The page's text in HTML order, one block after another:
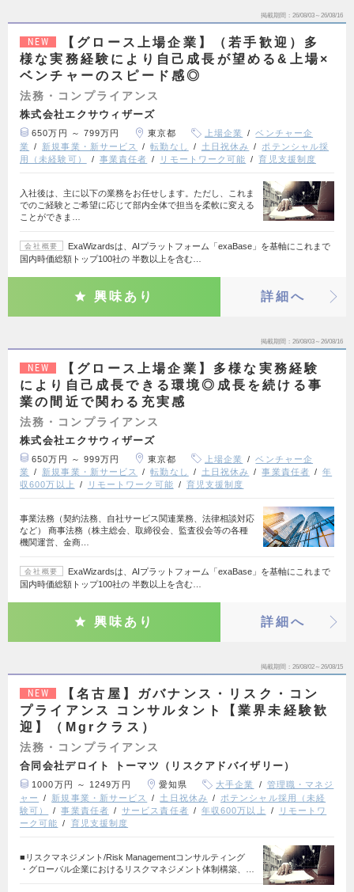
掲載期間 26/08/03～26/08/16
NEW
【グロース上場企業】（若手歓迎）多
様な実務経験により自己成長が望める&上場×
ベンチャーのスピード感◎
法務・コンプライアンス
株式会社エクサウィザーズ
650万円 ～ 799万円 東京都 上場企業
ベンチャー企
業
新規事業・新サービス 転勤なし 土日祝休み
ポテンシャル採
用（未経験可）
事業責任者 リモートワーク可能 育児支援制度
入社後は、主に以下の業務をお任せします。ただし、これま
でのご経験とご希望に応じて部内全体で担当を柔軟に変える
ことができま…
会社概要
ExaWizardsは、AIプラットフォーム「exaBase」を基軸にこれまで
国内時価総額トップ100社の 半数以上を含む…
興味あり 詳細へ
掲載期間 26/08/03～26/08/16
NEW
【グロース上場企業】多様な実務経験
により自己成長できる環境◎成長を続ける事
業の間近で関わる充実感
法務・コンプライアンス
株式会社エクサウィザーズ
650万円 ～ 999万円 東京都 上場企業
ベンチャー企
業
新規事業・新サービス 転勤なし 土日祝休み 事業責任者
年
収600万以上
リモートワーク可能 育児支援制度
事業法務（契約法務、自社サービス関連業務、法律相談対応
など） 商事法務（株主総会、取締役会、監査役会等の各種
機関運営、金商…
会社概要
ExaWizardsは、AIプラットフォーム「exaBase」を基軸にこれまで
国内時価総額トップ100社の 半数以上を含む…
興味あり 詳細へ
掲載期間 26/08/02～26/08/15
NEW
【名古屋】ガバナンス・リスク・コン
プライアンス コンサルタント【業界未経験歓
迎】（Mgrクラス）
法務・コンプライアンス
合同会社デロイト トーマツ（リスクアドバイザリー）
1000万円 ～ 1249万円 愛知県 大手企業
管理職・マネジ
ャー
新規事業・新サービス 土日祝休み
ポテンシャル採用（未経
験可）
事業責任者 サービス責任者 年収600万以上
リモートワ
ーク可能
育児支援制度
■リスクマネジメント/Risk Managementコンサルティング
・グローバル企業におけるリスクマネジメント体制構築、…